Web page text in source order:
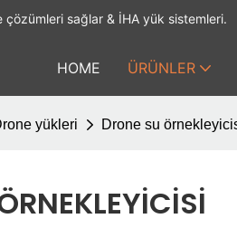
sağlar & İHA yük sistemleri.
HOME ÜRÜNLER
yükleri Drone su